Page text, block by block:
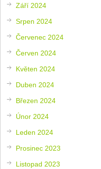
Září 2024
Srpen 2024
Červenec 2024
Červen 2024
Květen 2024
Duben 2024
Březen 2024
Únor 2024
Leden 2024
Prosinec 2023
Listopad 2023